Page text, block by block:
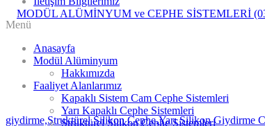
Menü
Anasayfa
Modül Alüminyum
Hakkımızda
Faaliyet Alanlarımız
Kapaklı Sistem Cam Cephe Sistemleri
Yarı Kapaklı Cephe Sistemleri
Strüktürel Silikon Cephe Sistemleri